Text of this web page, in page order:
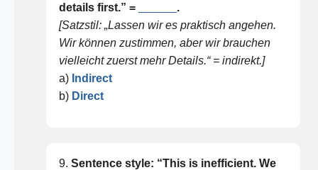
details first.” =
.
[Satzstil: „Lassen wir es praktisch angehen.
Wir können zustimmen, aber wir brauchen
vielleicht zuerst mehr Details.“ = indirekt.]
a) Indirect
b) Direct
9. Sentence style: “This is inefficient. We